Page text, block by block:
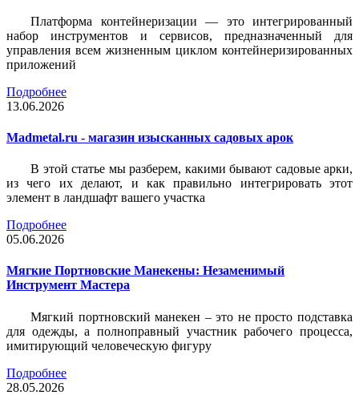
Платформа контейнеризации — это интегрированный
набор инструментов и сервисов, предназначенный для
управления всем жизненным циклом контейнеризированных
приложений
Подробнее
13.06.2026
Madmetal.ru - магазин изысканных садовых арок
В этой статье мы разберем, какими бывают садовые арки,
из чего их делают, и как правильно интегрировать этот
элемент в ландшафт вашего участка
Подробнее
05.06.2026
Мягкие Портновские Манекены: Незаменимый
Инструмент Мастера
Мягкий портновский манекен – это не просто подставка
для одежды, а полноправный участник рабочего процесса,
имитирующий человеческую фигуру
Подробнее
28.05.2026